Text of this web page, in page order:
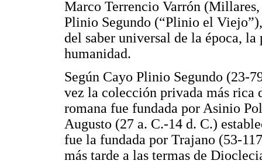
Marco Terrencio Varrón
Plinio Segundo (“Plinio el
del saber universal de la época,
humanidad.
Según Cayo Plinio Segundo (23-
vez la colección privada más
romana fue fundada por Asinio
Augusto (27 a. C.-14 d. C.)
fue la fundada por Trajano (53-
más tarde a las termas de